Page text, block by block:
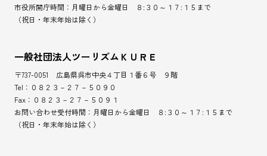
市役所開庁時間：月曜日から金曜日 ８:３０～１７:１５まで
（祝日・年末年始は除く）
一般社団法人ツーリズムＫＵＲＥ
〒737-0051 広島県呉市中央４丁目１番６号 ９階
Tel：０８２３－２７－５０９０
Fax：０８２３－２７－５０９１
お問い合わせ受付時間：月曜日から金曜日 ８:３０～１７:１５まで
（祝日・年末年始は除く）